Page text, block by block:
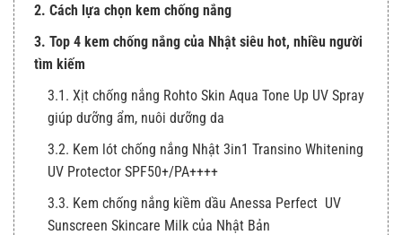
2. Cách lựa chọn kem chống nắng
3. Top 4 kem chống nắng của Nhật siêu hot, nhiều người
tìm kiếm
3.1. Xịt chống nắng Rohto Skin Aqua Tone Up UV Spray
giúp dưỡng ẩm, nuôi dưỡng da
3.2. Kem lót chống nắng Nhật 3in1 Transino Whitening
UV Protector SPF50+/PA++++
3.3. Kem chống nắng kiềm dầu Anessa Perfect UV
Sunscreen Skincare Milk của Nhật Bản